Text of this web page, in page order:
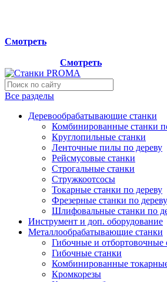
Смотреть
Смотреть
Все разделы
Деревообрабатывающие станки
Комбинированные станки
Круглопильные станки
Ленточные пилы по дереву
Рейсмусовые станки
Строгальные станки
Стружкоотсосы
Токарные станки по дереву
Фрезерные станки по дереву
Шлифовальные станки по
Инструмент и доп. оборудование
Металлообрабатывающие станки
Гибочные и отбортовочные
Гибочные станки
Комбинированные
Кромкорезы